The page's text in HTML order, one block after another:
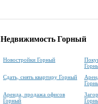
Недвижимость Горный
Новостройки Горный
Сдать, снять квартиру Горный
Аренда, продажа офисов
Горный